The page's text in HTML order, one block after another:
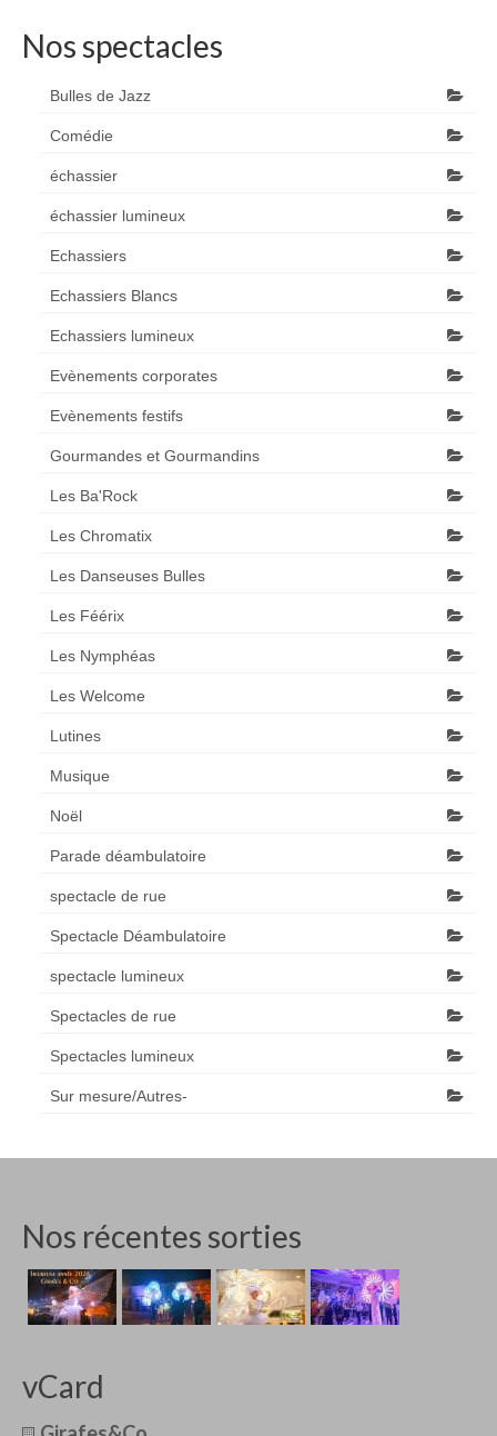
Nos spectacles
Bulles de Jazz
Comédie
échassier
échassier lumineux
Echassiers
Echassiers Blancs
Echassiers lumineux
Evènements corporates
Evènements festifs
Gourmandes et Gourmandins
Les Ba'Rock
Les Chromatix
Les Danseuses Bulles
Les Féérix
Les Nymphéas
Les Welcome
Lutines
Musique
Noël
Parade déambulatoire
spectacle de rue
Spectacle Déambulatoire
spectacle lumineux
Spectacles de rue
Spectacles lumineux
Sur mesure/Autres-
Nos récentes sorties
vCard